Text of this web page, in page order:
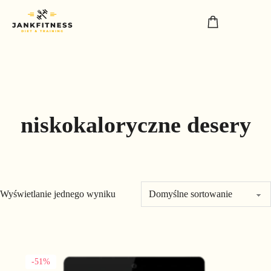
niskokaloryczne desery
Wyświetlanie jednego wyniku
-51%